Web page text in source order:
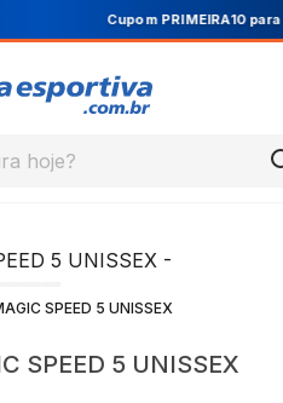
para 10% OFF na 1ª compra
hoje?
SPEED 5 UNISSEX
SPEED 5 UNISSEX